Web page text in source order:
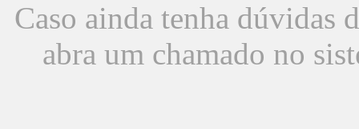
Caso ainda tenha dúvidas
abra um chamado no